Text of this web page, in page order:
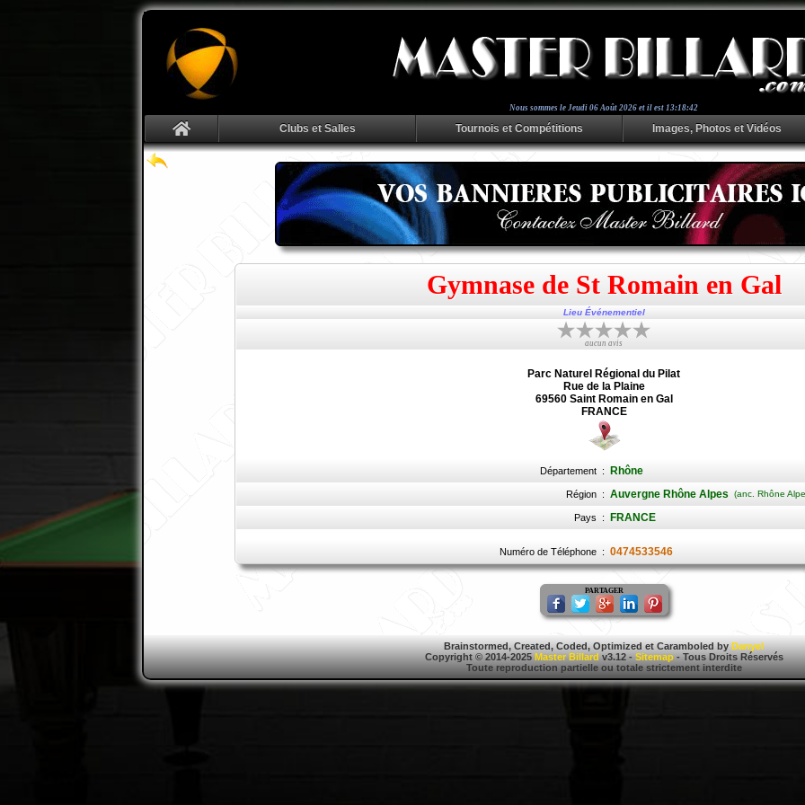
Nous sommes le Jeudi 06 Août 2026 et il est 13:18:42
Clubs et Salles Tournois et Compétitions Images, Photos et Vidéos
Gymnase de St Romain en Gal
Lieu Événementiel
aucun avis
Parc Naturel Régional du Pilat
Rue de la Plaine
69560 Saint Romain en Gal
FRANCE
Département : Rhône
Région : Auvergne Rhône Alpes (anc. Rhône
Pays : FRANCE
Numéro de Téléphone : 0474533546
PARTAGER
Brainstormed, Created, Coded, Optimized et Caramboled by Danyel
Copyright © 2014-2025Master Billardv3.12 -Sitemap- Tous Droits Réservés
Toute reproduction partielle ou totale strictement interdite